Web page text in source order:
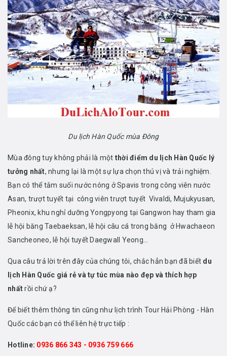
Du lịch Hàn Quốc mùa Đông
Mùa đông tuy không phải là một thời điểm du lịch Hàn Quốc lý
tưởng nhất, nhưng lại là một sự lựa chọn thú vị và trải nghiệm.
Bạn có thể tắm suối nước nóng ở Spavis trong công viên nước
Asan, trượt tuyết tại công viên trượt tuyết Vivaldi, Mujukyusan,
Pheonix, khu nghỉ dưỡng Yongpyong tại Gangwon hay tham gia
lễ hội băng Taebaeksan, lễ hội câu cá trong băng ở Hwachaeon
Sancheoneo, lễ hội tuyết Daegwall Yeong…
Qua câu trả lời trên đây của chúng tôi, chắc hẳn bạn đã biết du
lịch Hàn Quốc giá rẻ và tự túc mùa nào đẹp và thích hợp
nhấtrồi chứ ạ?
Để biết thêm thông tin cũng như lịch trình Tour Hải Phòng - Hàn
Quốc các bạn có thể liên hệ trực tiếp :
Hotline: 0936 866 343 - 0936 759 666